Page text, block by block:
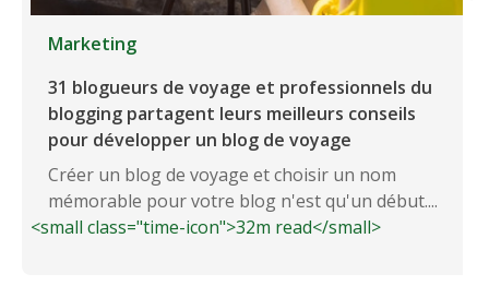
Marketing
31 blogueurs de voyage et professionnels du
blogging partagent leurs meilleurs conseils
pour développer un blog de voyage
Créer un blog de voyage et choisir un nom
mémorable pour votre blog n'est qu'un début....
<small class="time-icon">32m read</small>